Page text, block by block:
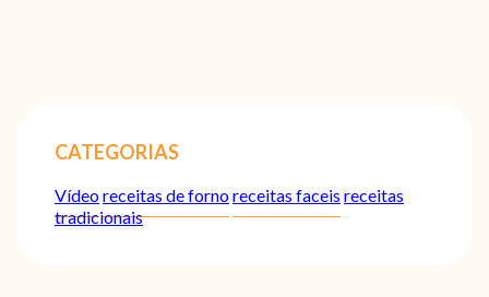
CATEGORIAS
Vídeoreceitas de fornoreceitas faceis receitas
tradicionais